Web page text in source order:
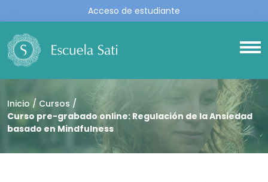
Acceso de estudiante
Inicio
Cursos
Curso pre-grabado online: Regulación de la Ansiedad
basado en Mindfulness